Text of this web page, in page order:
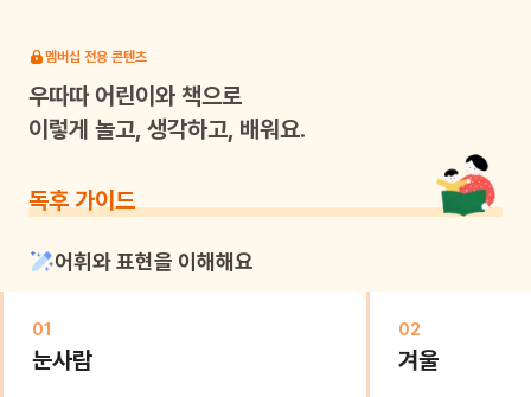
멤버십 전용 콘텐츠
우따따어린이와 책으로
이렇게 놀고, 생각하고, 배워요.
독후 가이드
어휘와 표현을 이해해요
01
눈사람
02
겨울